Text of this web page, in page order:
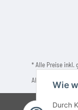
* Alle Preise inkl.
Alle verwendeten
Wie
Durch